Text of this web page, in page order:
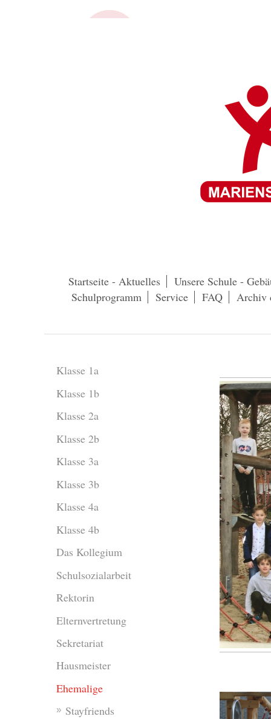
Startseite - Aktuelles
Unsere Schule -
Schulprogramm
Service FAQ Archiv
Klasse 1a
Klasse 1b
Klasse 2a
Klasse 2b
Klasse 3a
Klasse 3b
Klasse 4a
Klasse 4b
Das Kollegium
Schulsozialarbeit
Rektorin
Elternvertretung
Sekretariat
Hausmeister
Ehemalige
Stayfriends